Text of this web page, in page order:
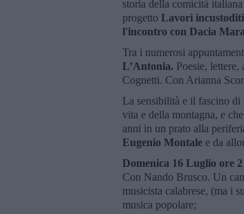
storia della comicità
progetto Lavori
l'incontro con Dacia
Tra i numerosi
L’Antonia. Poesie,
Cognetti. Con Arianna
La sensibilità e il fascino di
vita e della montagna, e
anni in un prato alla
Eugenio Montale e da
Domenica 16 Luglio ore
Con Nando Brusco. Un
musicista calabrese, (ma i
musica popolare;